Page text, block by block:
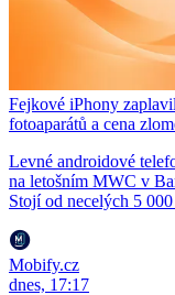
Fejkové iPhony
fotoaparátů a cena
Levné androidové
na letošním MWC v
Stojí od necelých 5
Mobify.cz
dnes, 17:17